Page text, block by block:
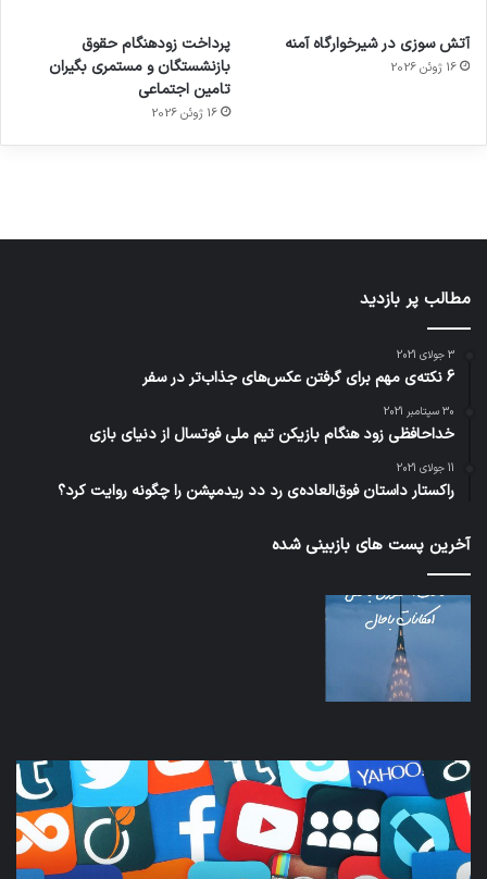
آتش سوزی در شیرخوارگاه آمنه
16 ژوئن 2026
پرداخت زودهنگام حقوق
بازنشستگان و مستمری بگیران
تامین اجتماعی
16 ژوئن 2026
برای
کشف
توسط
مجازی
…
ساعت
هوشمند
با طعم
توسط
ژاکت
در
های
2023
توسط
مطالب پر بازدید
3 جولای 2021
6 نکته‌ی مهم برای گرفتن عکس‌های جذاب‌تر در سفر
30 سپتامبر 2021
خداحافظی زود هنگام بازیکن تیم ملی فوتسال از دنیای بازی
11 جولای 2021
راکستار داستان فوق‌العاده‌ی رد دد ریدمپشن را چگونه روایت کرد؟
آخرین پست های بازبینی شده
کدام
برنامه‌های
پیام‌رسان
اطلاعات
کاربران